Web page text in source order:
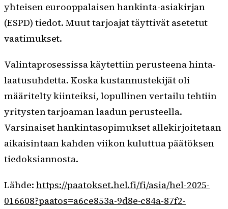
yhteisen eurooppalaisen hankinta-asiakirjan
(ESPD) tiedot. Muut tarjoajat täyttivät asetetut
vaatimukset.
Valintaprosessissa käytettiin perusteena hinta-
laatusuhdetta. Koska kustannustekijät oli
määritelty kiinteiksi, lopullinen vertailu tehtiin
yritysten tarjoaman laadun perusteella.
Varsinaiset hankintasopimukset allekirjoitetaan
aikaisintaan kahden viikon kuluttua päätöksen
tiedoksiannosta.
Lähde: https://paatokset.hel.fi/fi/asia/hel-2025-
016608?paatos=a6ce853a-9d8e-c84a-87f2-